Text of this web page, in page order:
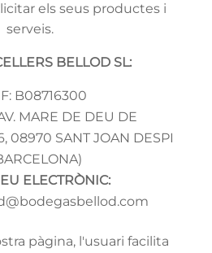
els seus productes i
serveis.
BELLOD SL:
B08716300
MARE DE DEU DE
08970 SANT JOAN DESPI
ELECTRÒNIC:
pàgina, l'usuari facilita